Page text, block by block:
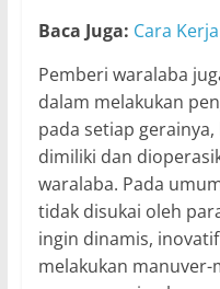
Baca Juga: Cara
Pemberi waralaba
dalam melakukan
pada setiap
dimiliki dan
waralaba. Pada
tidak disukai oleh
ingin dinamis,
melakukan